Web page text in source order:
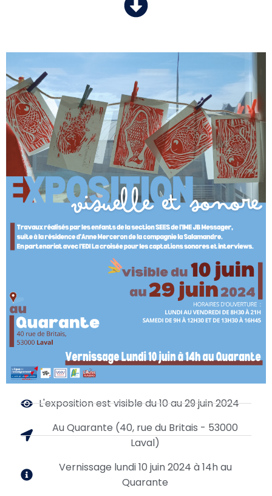
L'exposition est visible du 10 au 29 juin 2024
Au Quarante (40, rue du Britais - 53000
Laval)
Vernissage lundi 10 juin 2024 à 14h au
Quarante